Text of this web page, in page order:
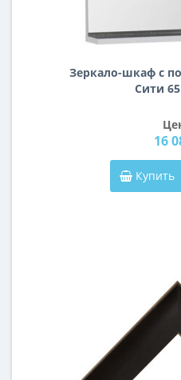
Зеркало-шкаф с
Сити
16
Купить